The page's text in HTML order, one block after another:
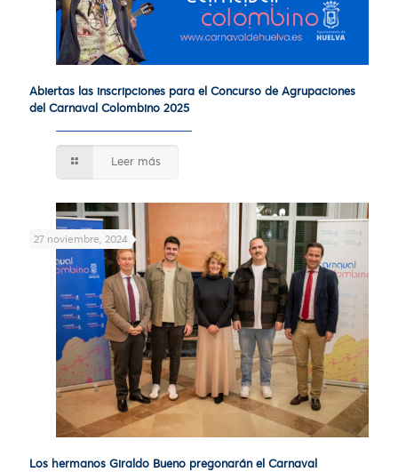
Abiertas las inscripciones para el Concurso de Agrupaciones
del Carnaval Colombino 2025
Leer más
27 noviembre, 2024
Los hermanos Giraldo Bueno pregonarán el Carnaval